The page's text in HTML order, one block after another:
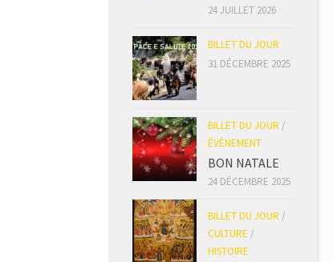
24 JUILLET 2026
BILLET DU JOUR
31 DÉCEMBRE 2025
BILLET DU JOUR /
ÉVÈNEMENT
BON NATALE
24 DÉCEMBRE 2025
BILLET DU JOUR /
CULTURE /
HISTOIRE